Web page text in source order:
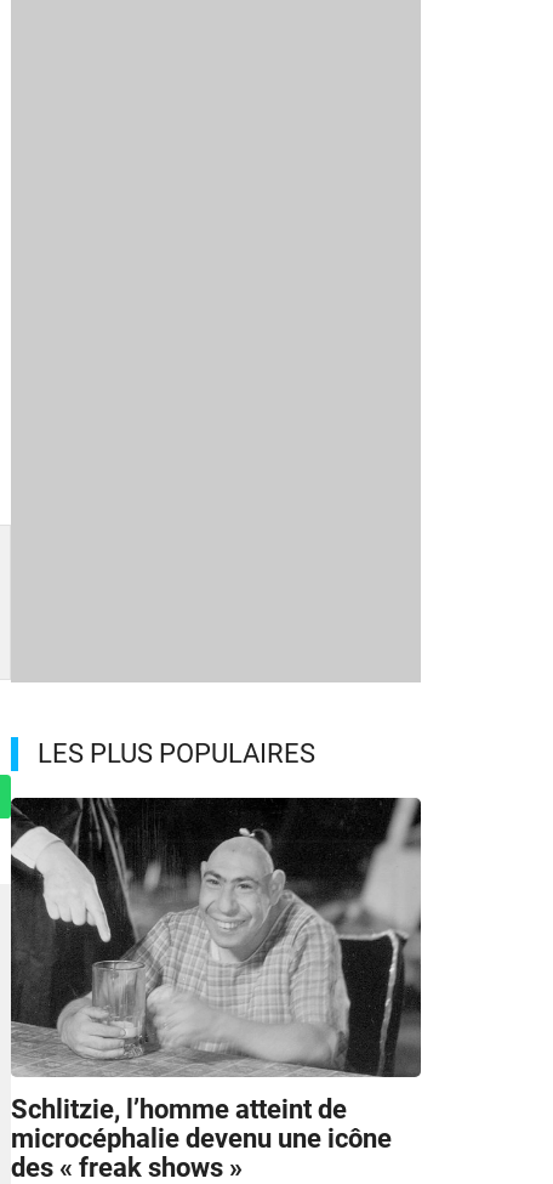
LES PLUS POPULAIRES
Schlitzie, l’homme atteint de
microcéphalie devenu une icône
des « freak shows »